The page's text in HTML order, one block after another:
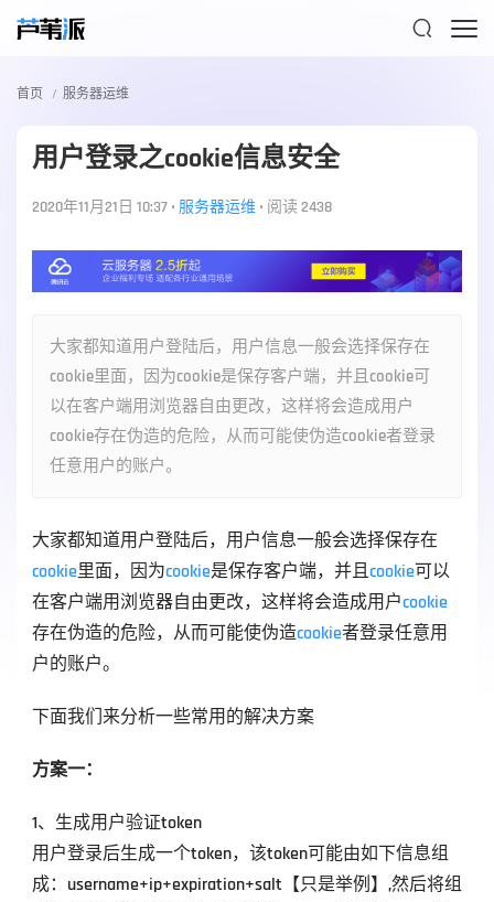

首页 服务器运维
用户登录之cookie信息安全
2020年11月21日 10:37 • 服务器运维 • 阅读 2438
大家都知道用户登陆后，用户信息一般会选择保存在
cookie里面，因为cookie是保存客户端，并且cookie可
以在客户端用浏览器自由更改，这样将会造成用户
cookie存在伪造的危险，从而可能使伪造cookie者登录
任意用户的账户。
大家都知道用户登陆后，用户信息一般会选择保存在
cookie里面，因为cookie是保存客户端，并且cookie可以
在客户端用浏览器自由更改，这样将会造成用户cookie
存在伪造的危险，从而可能使伪造cookie者登录任意用
户的账户。
下面我们来分析一些常用的解决方案
方案一：
1、生成用户验证token
用户登录后生成一个token，该token可能由如下信息组
成：username+ip+expiration+salt【只是举例】,然后将组